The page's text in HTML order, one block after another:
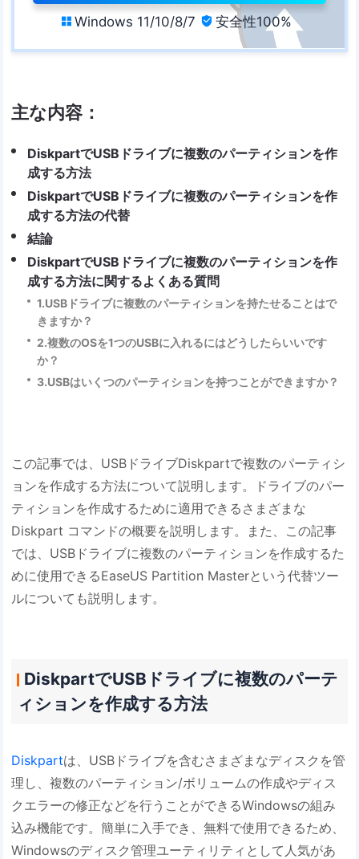
 Windows 11/10/8/7  安全性100%
主な内容：
DiskpartでUSBドライブに複数のパーティションを作
成する方法
DiskpartでUSBドライブに複数のパーティションを作
成する方法の代替
結論
DiskpartでUSBドライブに複数のパーティションを作
成する方法に関するよくある質問
1.USBドライブに複数のパーティションを持たせることはで
きますか？
2.複数のOSを1つのUSBに入れるにはどうしたらいいです
か？
3.USBはいくつのパーティションを持つことができますか？
この記事では、USBドライブDiskpartで複数のパーティシ
ョンを作成する方法について説明します。ドライブのパー
ティションを作成するために適用できるさまざまな
Diskpart コマンドの概要を説明します。また、この記事
では、USBドライブに複数のパーティションを作成するた
めに使用できるEaseUS Partition Masterという代替ツー
ルについても説明します。
DiskpartでUSBドライブに複数のパーテ
ィションを作成する方法
Diskpartは、USBドライブを含むさまざまなディスクを管
理し、複数のパーティション/ボリュームの作成やディス
クエラーの修正などを行うことができるWindowsの組み
込み機能です。簡単に入手でき、無料で使用できるため、
Windowsのディスク管理ユーティリティとして人気があ